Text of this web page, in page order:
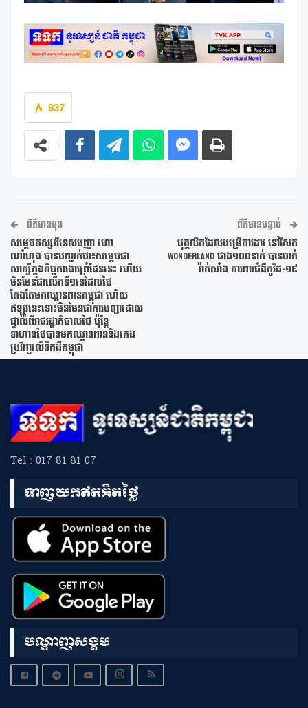
937
ព័ត៌មានមុន
សម្ដេចឥស្សរវិទេសបញ្ញា ហោ
ណាំហុង បានបញ្ជាក់ថា៖សម្តេចជា
សាក្សីក្នុងកិច្ចការងារព្រំដែននេះ ហើយ
មិនមែនជាលើកទី១ទេដែលថៃ
តែងតែមកឈ្លានពានកម្ពុជា ហើយ
ឥឡូវនេះទោះមិនមែនជាការបញ្ជាដោយ
ផ្ទាល់ពីរាជរដ្ឋាភិបាលថៃ ប៉ុន្តែ
ទាហានថៃបានមកឈ្លានពាននិងកេង
ប្រវ័ញ្ចលើទឹកដីកម្ពុជា
ព័ត៌មានបន្ទាប់
បុគ្គលិកដែលបម្រើការងារ នៅរីសត
Wonderland ជាង១០០នាក់ បានចាក់
វ៉ាក់សាំង ការពារជំងឺកូវីដ-១៩
Tel : 017 81 81 07
ទាញយកឥតគិតថ្លៃ
បណ្តាញសង្គម